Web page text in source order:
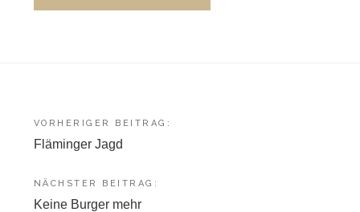
Beitragsnavigation
VORHERIGER BEITRAG:
Fläminger Jagd
NÄCHSTER BEITRAG:
Keine Burger mehr